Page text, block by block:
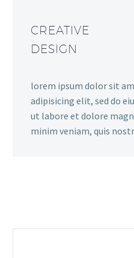
CREATIVE
DESIGN
lorem ipsum dolor sit
adipisicing elit, sed do
ut labore et dolore
minim veniam, quis